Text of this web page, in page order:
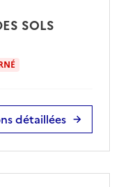
SOLS
détaillées